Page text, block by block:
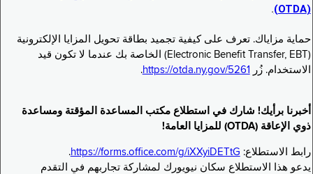
(OTDA)
.
حماية مزاياك. تعرف على كيفية تجميد بطاقة تحويل المزايا الإلكترونية
(Electronic Benefit Transfer, EBT) الخاصة بك عندما لا تكون قيد
الاستخدام. زُر
https://otda.ny.gov/5261
.
أخبرنا برأيك! شارك في استطلاع مكتب المساعدة المؤقتة ومساعدة
ذوي الإعاقة (OTDA) للمزايا العامة!
رابط الاستطلاع: https://forms.office.com/g/iXXyiDETtG
.
يدعو هذا الاستطلاع سكان نيويورك لمشاركة تجاربهم في التقدم